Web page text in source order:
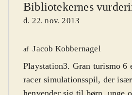
Bibliotekernes
d. 22. nov. 2013
af Jacob Kobbernagel
Playstation3. Gran turismo 6
racer simulationsspil, der især